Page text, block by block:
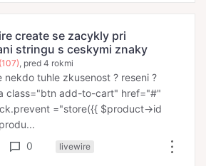
create se zacykly pri
stringu s ceskymi znaky
, pred 4 rokmi
nekdo tuhle zkusenost ? reseni ?
class="btn add-to-cart" href="#"
="store({{ $product->id
0 livewire